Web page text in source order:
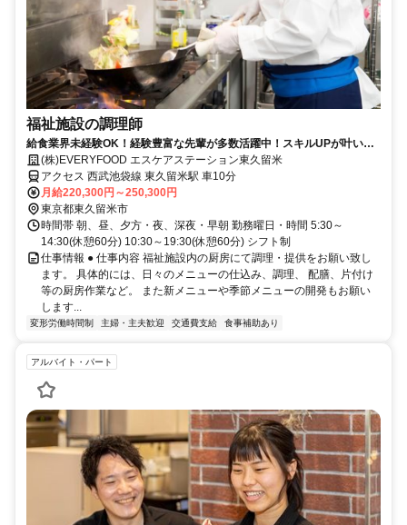
福祉施設の調理師
給食業界未経験OK！経験豊富な先輩が多数活躍中！スキルUPが叶いま
す！(株)EVERYFOOD エスケアステーション東久留米
アクセス 西武池袋線 東久留米駅 車10分
月給220,300円～250,300円
東京都東久留米市
時間帯 朝、昼、夕方・夜、深夜・早朝 勤務曜日・時間 5:30～
14:30(休憩60分) 10:30～19:30(休憩60分) シフト制
仕事情報 ● 仕事内容 福祉施設内の厨房にて調理・提供をお願い致し
ます。 具体的には、日々のメニューの仕込み、調理、 配膳、片付け
等の厨房作業など。 また新メニューや季節メニューの開発もお願い
します...
変形労働時間制 主婦・主夫歓迎 交通費支給 食事補助あり
アルバイト・パート